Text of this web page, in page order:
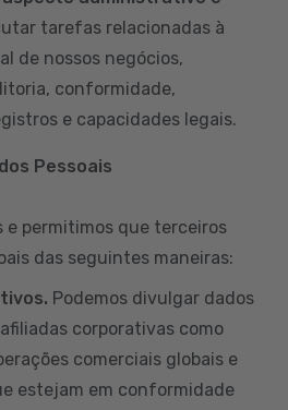
tarefas relacionadas à
de nossos negócios,
conformidade,
e capacidades legais.
Pessoais
e permitimos que terceiros
das seguintes maneiras:
Podemos divulgar dados
corporativas como
comerciais globais e
estejam em conformidade